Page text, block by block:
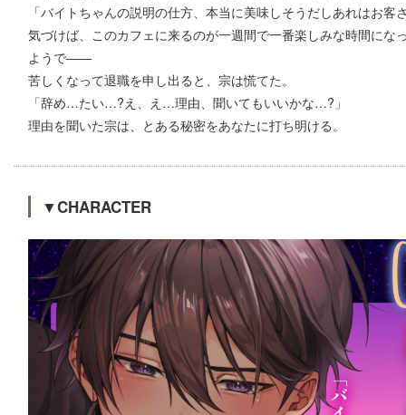
「バイトちゃんの説明の仕方、本当に美味しそうだしあれはお
気づけば、このカフェに来るのが一週間で一番楽しみな時間にな
ようで――
苦しくなって退職を申し出ると、宗は慌てた。
「辞め…たい…?え、え…理由、聞いてもいいかな…?」
理由を聞いた宗は、とある秘密をあなたに打ち明ける。
▼CHARACTER